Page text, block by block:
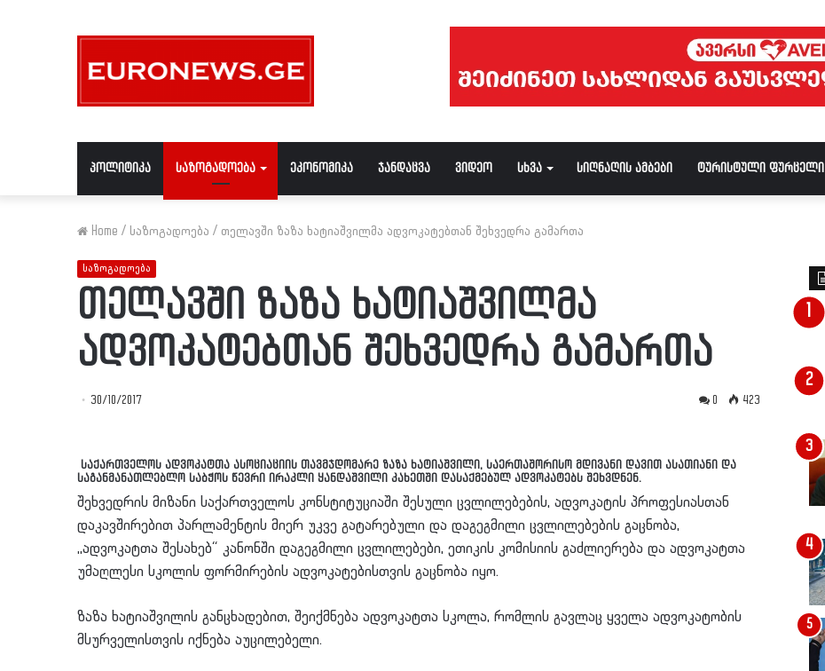
პოლიტიკა საზოგადოება ეკონომიკა ჯანდაცვა ვიდეო სხვა სიღნაღის ამბები ტურისტული ფურცელი
Home / საზოგადოება / თელავში ზაზა ხატიაშვილმა ადვოკატებთან შეხვედრა გამართა
საზოგადოება
თელავში ზაზა ხატიაშვილმა
ადვოკატებთან შეხვედრა გამართა
30/10/2017 0 423
საქართველოს ადვოკატთა ასოციაციის თავმჯდომარე ზაზა ხატიაშვილი, საერთაშორისო მდივანი დავით ასათიანი და
საგანმანათლებლო საბჭოს წევრი ირაკლი ყანდაშვილი კახეთში დასაქმებულ ადვოკატებს შეხვდნენ.
შეხვედრის მიზანი საქართველოს კონსტიტუციაში შესული ცვლილებების, ადვოკატის პროფესიასთან
დაკავშირებით პარლამენტის მიერ უკვე გატარებული და დაგეგმილი ცვლილებების გაცნობა,
,,ადვოკატთა შესახებ“ კანონში დაგეგმილი ცვლილებები, ეთიკის კომისიის გაძლიერება და ადვოკატთა
უმაღლესი სკოლის ფორმირების ადვოკატებისთვის გაცნობა იყო.
ზაზა ხატიაშვილის განცხადებით, შეიქმნება ადვოკატთა სკოლა, რომლის გავლაც ყველა ადვოკატობის
მსურველისთვის იქნება აუცილებელი.